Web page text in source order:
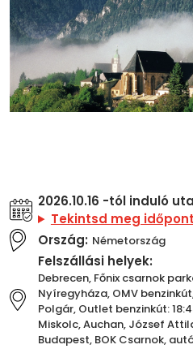
2026.10.16 -tól induló
Tekintsd meg
Ország: Németország
Felszállási helyek:
Debrecen, Főnix csarnok
Nyíregyháza, OMV
Polgár, Outlet benzinkút:
Miskolc, Auchan, József
Budapest, BOK Csarnok,